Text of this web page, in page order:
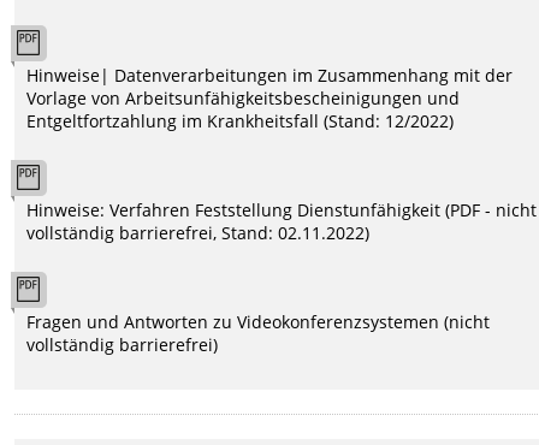
Hinweise| Datenverarbeitungen im Zusammenhang mit der
Vorlage von Arbeitsunfähigkeitsbescheinigungen und
Entgeltfortzahlung im Krankheitsfall (Stand: 12/2022)
Hinweise: Verfahren Feststellung Dienstunfähigkeit (PDF - nicht
vollständig barrierefrei, Stand: 02.11.2022)
Fragen und Antworten zu Videokonferenzsystemen (nicht
vollständig barrierefrei)